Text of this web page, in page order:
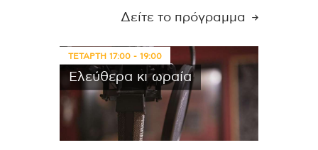
Δείτε το πρόγραμμα
ΤΕΤΑΡΤΗ 17:00 - 19:00
Ελεύθερα κι ωραία